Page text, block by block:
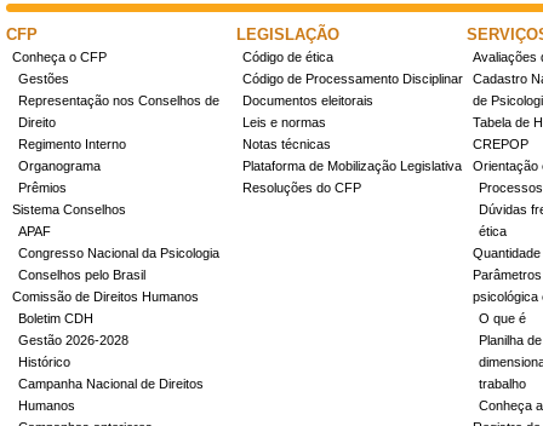
CFP
Conheça o CFP
Gestões
Representação nos Conselhos de
Direito
Regimento Interno
Organograma
Prêmios
Sistema Conselhos
APAF
Congresso Nacional da Psicologia
Conselhos pelo Brasil
Comissão de Direitos Humanos
Boletim CDH
Gestão 2026-2028
Histórico
Campanha Nacional de Direitos
Humanos
LEGISLAÇÃO
Código de ética
Código de Processamento Disciplinar
Documentos eleitorais
Leis e normas
Notas técnicas
Plataforma de Mobilização Legislativa
Resoluções do CFP
Avaliações
Cadastro
de
Tabela de
CREPOP
Orientação
Dúvidas
ética
psicológica
O que é
Planilha
trabalho
Conheça